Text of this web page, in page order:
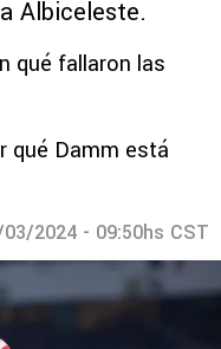
Albiceleste.
qué fallaron las
qué Damm está
2024 - 09:50hs CST